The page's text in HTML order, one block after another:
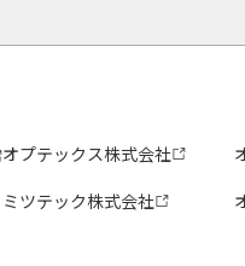
オプテックス株式会社
ミツテック株式会社